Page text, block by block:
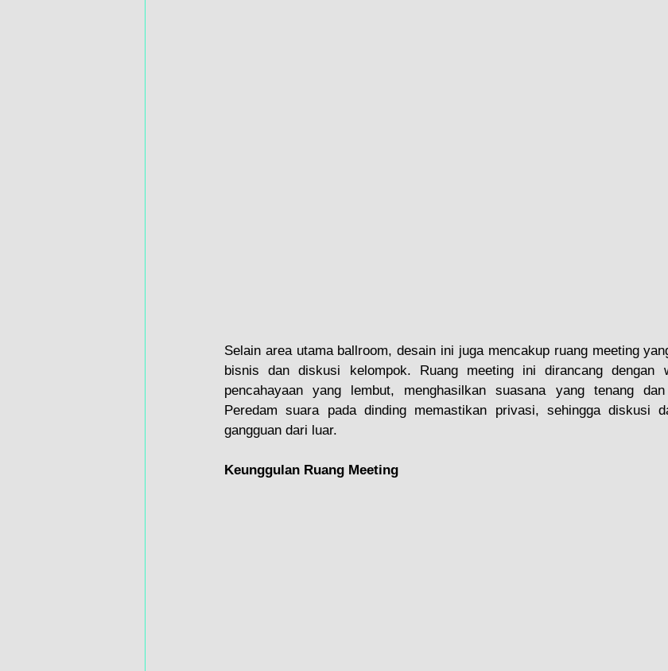
Selain area utama ballroom, desain ini juga mencakup ruang meeting
bisnis dan diskusi kelompok. Ruang meeting ini dirancang dengan
pencahayaan yang lembut, menghasilkan suasana yang tenang
Peredam suara pada dinding memastikan privasi, sehingga diskusi
gangguan dari luar.
Keunggulan Ruang Meeting